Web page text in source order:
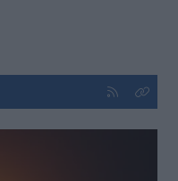
Kliknij aby
Kliknij